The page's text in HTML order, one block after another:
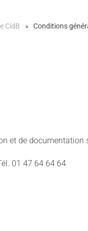
CidB Conditions
et de
01 47 64 64 64